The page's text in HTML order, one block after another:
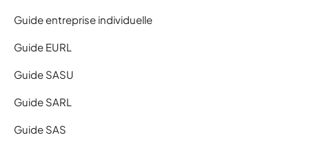
Guide entreprise individuelle
Guide EURL
Guide SASU
Guide SARL
Guide SAS